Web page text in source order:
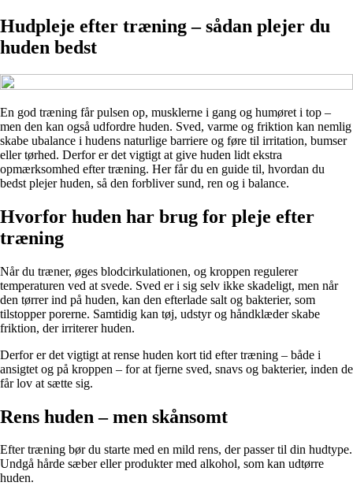
Hudpleje efter træning – sådan plejer du
huden bedst
En god træning får pulsen op, musklerne i gang og humøret i top –
men den kan også udfordre huden. Sved, varme og friktion kan nemlig
skabe ubalance i hudens naturlige barriere og føre til irritation, bumser
eller tørhed. Derfor er det vigtigt at give huden lidt ekstra
opmærksomhed efter træning. Her får du en guide til, hvordan du
bedst plejer huden, så den forbliver sund, ren og i balance.
Hvorfor huden har brug for pleje efter
træning
Når du træner, øges blodcirkulationen, og kroppen regulerer
temperaturen ved at svede. Sved er i sig selv ikke skadeligt, men når
den tørrer ind på huden, kan den efterlade salt og bakterier, som
tilstopper porerne. Samtidig kan tøj, udstyr og håndklæder skabe
friktion, der irriterer huden.
Derfor er det vigtigt at rense huden kort tid efter træning – både i
ansigtet og på kroppen – for at fjerne sved, snavs og bakterier, inden de
får lov at sætte sig.
Rens huden – men skånsomt
Efter træning bør du starte med en mild rens, der passer til din hudtype.
Undgå hårde sæber eller produkter med alkohol, som kan udtørre
huden.